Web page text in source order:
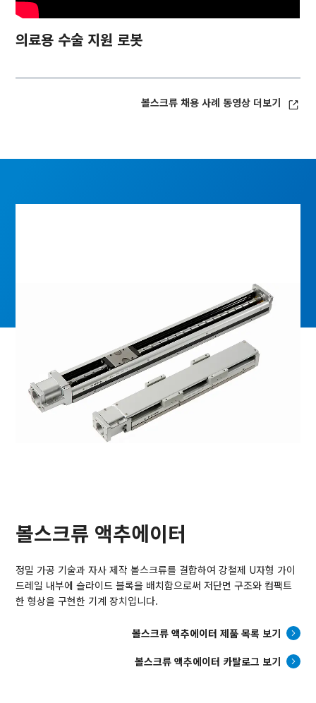
의료용 수술 지원 로봇
볼스크류 채용 사례 동영상 더보기
볼스크류 액추에이터
정밀 가공 기술과 자사 제작 볼스크류를 결합하여 강철제 U자형 가이
드레일 내부에 슬라이드 블록을 배치함으로써 저단면 구조와 컴팩트
한 형상을 구현한 기계 장치입니다.
볼스크류 액추에이터 제품 목록 보기
볼스크류 액추에이터 카탈로그 보기